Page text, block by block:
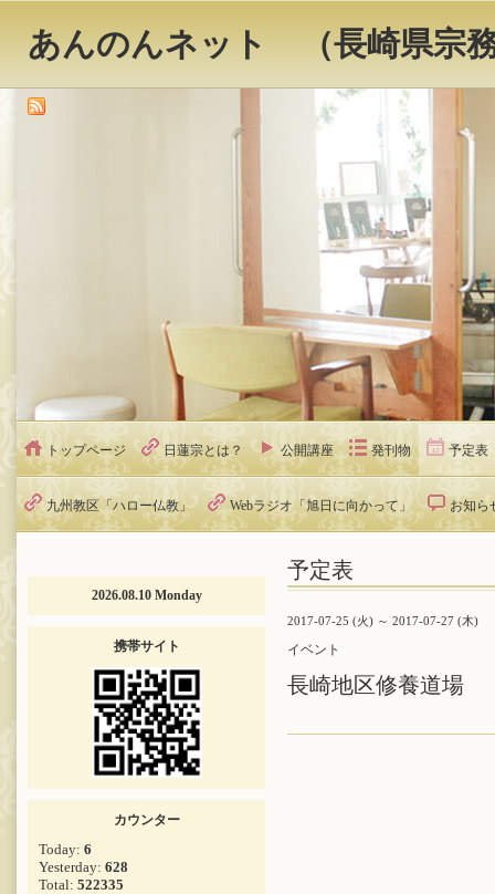
あんのんネット （長崎県宗
トップページ 日蓮宗とは？ 公開講座 発刊物 予定表
九州教区「ハロー仏教」 Webラジオ「旭日に向かって」 お知ら
予定表
2017-07-25 (火) ～ 2017-07-27 (木)
イベント
長崎地区修養道場
2026.08.10 Monday
携帯サイト
カウンター
Today: 6
Yesterday: 628
Total: 522335